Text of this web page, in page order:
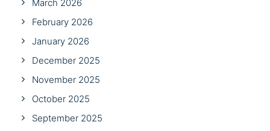
March 2026
February 2026
January 2026
December 2025
November 2025
October 2025
September 2025